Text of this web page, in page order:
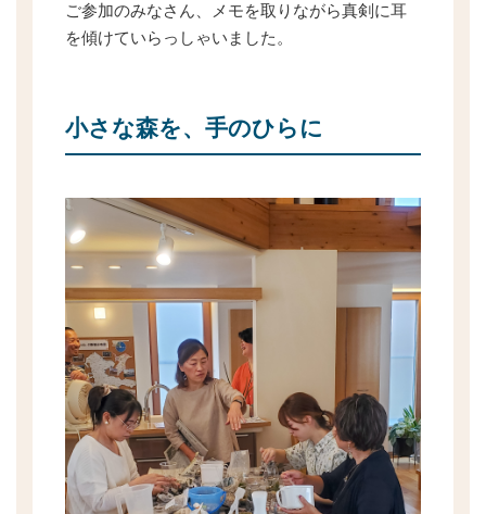
ご参加のみなさん、メモを取りながら真剣に耳
を傾けていらっしゃいました。
小さな森を、手のひらに